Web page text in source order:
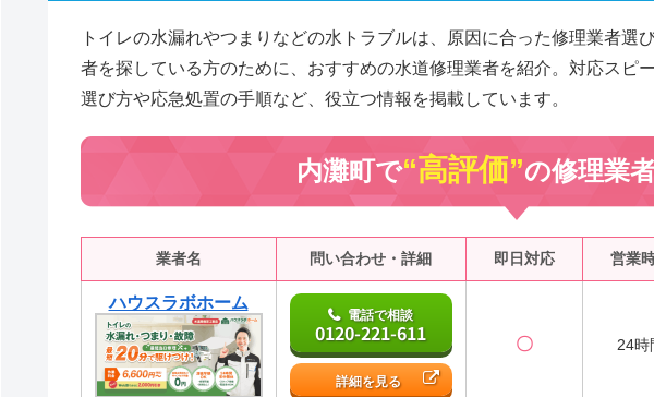
トイレの水漏れやつまりなどの水トラブルは、原因に合った修理業者選
者を探している方のために、おすすめの水道修理業者を紹介。対応スピ
選び方や応急処置の手順など、役立つ情報を掲載しています。
内灘町で“高評価”の修理業
業者名 問い合わせ・詳細 即日対応 営業
ハウスラボホーム
電話で相談
0120-221-611
詳細を見る
〇 24時